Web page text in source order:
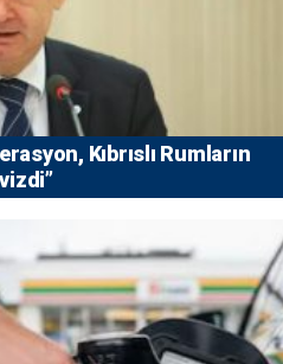
Kıbrıslı Rumların